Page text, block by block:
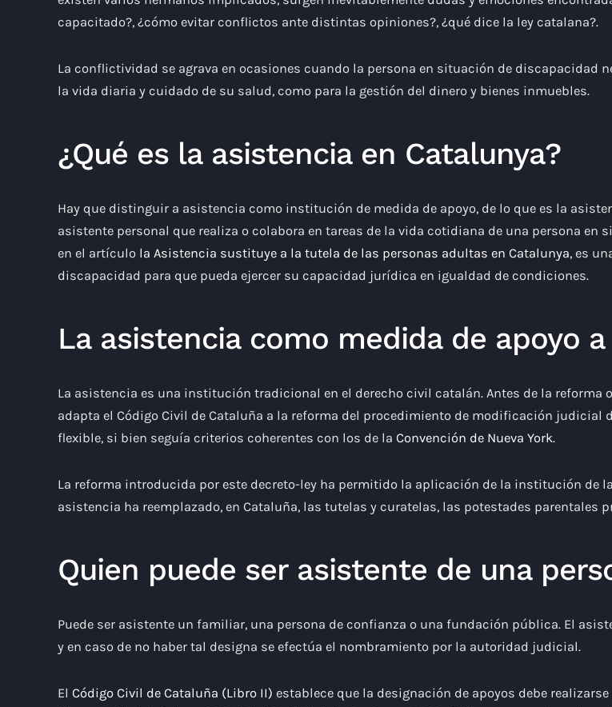
capacitado?, ¿cómo evitar conflictos ante distintas opiniones?, ¿qué dice la ley catalana?.
La conflictividad se agrava en ocasiones cuando la persona en situación de discapacidad
la vida diaria y cuidado de su salud, como para la gestión del dinero y bienes inmuebles.
¿Qué es la asistencia en Catalunya?
Hay que distinguir a asistencia como institución de medida de apoyo, de lo que es la
asistente personal que realiza o colabora en tareas de la vida cotidiana de una persona en
en el artículo la Asistencia sustituye a la tutela de las personas adultas en Catalunya, es
discapacidad para que pueda ejercer su capacidad jurídica en igualdad de condiciones.
La asistencia como medida de apoyo
La asistencia es una institución tradicional en el derecho civil catalán. Antes de la reforma
adapta el Código Civil de Cataluña a la reforma del procedimiento de modificación
flexible, si bien seguía criterios coherentes con los de la Convención de Nueva York.
La reforma introducida por este decreto-ley ha permitido la aplicación de la institución de
asistencia ha reemplazado, en Cataluña, las tutelas y curatelas, las potestades parentales
Quien puede ser asistente de una
Puede ser asistente un familiar, una persona de confianza o una fundación pública. El
y en caso de no haber tal designa se efectúa el nombramiento por la autoridad judicial.
El Código Civil de Cataluña (Libro II) establece que la designación de apoyos debe